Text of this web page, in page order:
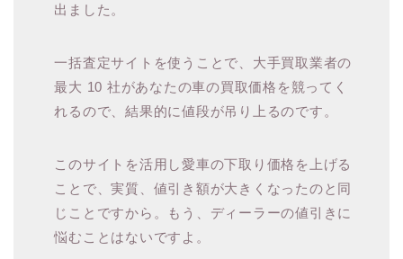
出ました。
一括査定サイトを使うことで、大手買取業者の
最大 10 社があなたの車の買取価格を競ってく
れるので、結果的に値段が吊り上るのです。
このサイトを活用し愛車の下取り価格を上げる
ことで、実質、値引き額が大きくなったのと同
じことですから。もう、ディーラーの値引きに
悩むことはないですよ。